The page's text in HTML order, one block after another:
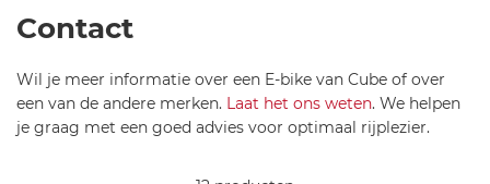
Contact
Wil je meer informatie over een E-bike van Cube of over
een van de andere merken. Laat het ons weten. We helpen
je graag met een goed advies voor optimaal rijplezier.